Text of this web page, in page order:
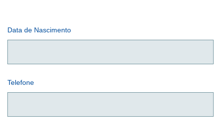
Data de Nascimento
Telefone